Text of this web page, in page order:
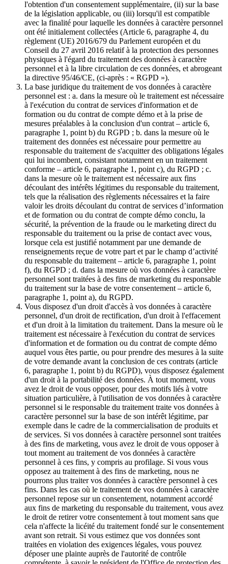
l'obtention d'un consentement supplémentaire, (ii) sur la base
de la législation applicable, ou (iii) lorsqu'il est compatible
avec la finalité pour laquelle les données à caractère personnel
ont été initialement collectées (Article 6, paragraphe 4, du
règlement (UE) 2016/679 du Parlement européen et du
Conseil du 27 avril 2016 relatif à la protection des personnes
physiques à l'égard du traitement des données à caractère
personnel et à la libre circulation de ces données, et abrogeant
la directive 95/46/CE, (ci-après : « RGPD »).
La base juridique du traitement de vos données à caractère
personnel est : a. dans la mesure où le traitement est nécessaire
à l'exécution du contrat de services d'information et de
formation ou du contrat de compte démo et à la prise de
mesures préalables à la conclusion d'un contrat – article 6,
paragraphe 1, point b) du RGPD ; b. dans la mesure où le
traitement des données est nécessaire pour permettre au
responsable du traitement de s'acquitter des obligations légales
qui lui incombent, consistant notamment en un traitement
conforme – article 6, paragraphe 1, point c), du RGPD ; c.
dans la mesure où le traitement est nécessaire aux fins
découlant des intérêts légitimes du responsable du traitement,
tels que la réalisation des règlements nécessaires et la faire
valoir les droits découlant du contrat de services d’information
et de formation ou du contrat de compte démo conclu, la
sécurité, la prévention de la fraude ou le marketing direct du
responsable du traitement ou la prise de contact avec vous,
lorsque cela est justifié notamment par une demande de
renseignements reçue de votre part et par le champ d’activité
du responsable du traitement – article 6, paragraphe 1, point
f), du RGPD ; d. dans la mesure où vos données à caractère
personnel sont traitées à des fins de marketing du responsable
du traitement sur la base de votre consentement – article 6,
paragraphe 1, point a), du RGPD.
Vous disposez d'un droit d'accès à vos données à caractère
personnel, d'un droit de rectification, d'un droit à l'effacement
et d'un droit à la limitation du traitement. Dans la mesure où le
traitement est nécessaire à l'exécution du contrat de services
d'information et de formation ou du contrat de compte démo
auquel vous êtes partie, ou pour prendre des mesures à la suite
de votre demande avant la conclusion de ces contrats (article
6, paragraphe 1, point b) du RGPD), vous disposez également
d'un droit à la portabilité des données. À tout moment, vous
avez le droit de vous opposer, pour des motifs liés à votre
situation particulière, à l'utilisation de vos données à caractère
personnel si le responsable du traitement traite vos données à
caractère personnel sur la base de son intérêt légitime, par
exemple dans le cadre de la commercialisation de produits et
de services. Si vos données à caractère personnel sont traitées
à des fins de marketing, vous avez le droit de vous opposer à
tout moment au traitement de vos données à caractère
personnel à ces fins, y compris au profilage. Si vous vous
opposez au traitement à des fins de marketing, nous ne
pourrons plus traiter vos données à caractère personnel à ces
fins. Dans les cas où le traitement de vos données à caractère
personnel repose sur un consentement, notamment accordé
aux fins de marketing du responsable du traitement, vous avez
le droit de retirer votre consentement à tout moment sans que
cela n'affecte la licéité du traitement fondé sur le consentement
avant son retrait. Si vous estimez que vos données sont
traitées en violation des exigences légales, vous pouvez
déposer une plainte auprès de l'autorité de contrôle